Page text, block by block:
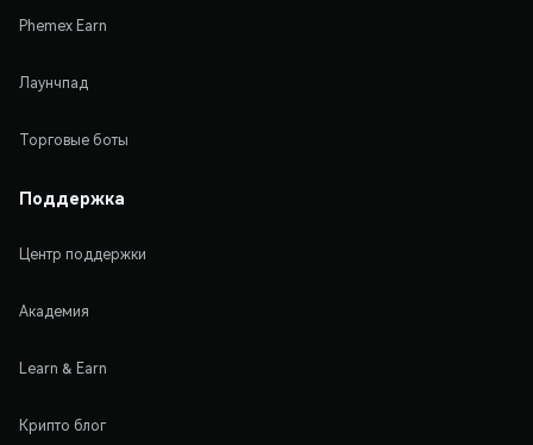
Phemex Earn
Лаунчпад
Торговые боты
Поддержка
Центр поддержки
Академия
Learn & Earn
Крипто блог